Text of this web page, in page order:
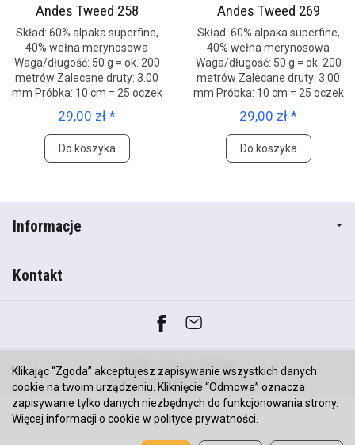
Andes Tweed 258
Skład: 60% alpaka superfine,
40% wełna merynosowa
Waga/długość: 50 g = ok. 200
metrów Zalecane druty: 3.00
mm Próbka: 10 cm = 25 oczek
29,00 zł *
Do koszyka
Andes Tweed 269
Skład: 60% alpaka superfine,
40% wełna merynosowa
Waga/długość: 50 g = ok. 200
metrów Zalecane druty: 3.00
mm Próbka: 10 cm = 25 oczek
29,00 zł *
Do koszyka
Informacje
Kontakt
*) brutto +
koszty dostawy
Sklep internetowy SOTESHOP AI
Klikając “Zgoda” akceptujesz zapisywanie wszystkich danych
cookie na twoim urządzeniu. Kliknięcie “Odmowa” oznacza
zapisywanie tylko danych niezbędnych do funkcjonowania strony.
Więcej informacji o cookie w polityce prywatności